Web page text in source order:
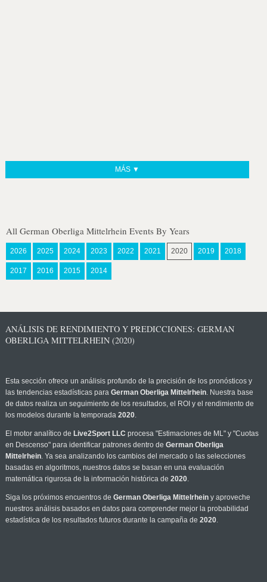
MÁS ▼
All German Oberliga Mittelrhein Events By Years
2026 2025 2024 2023 2022 2021 2020 2019 2018
2017 2016 2015 2014
ANÁLISIS DE RENDIMIENTO Y PREDICCIONES: GERMAN
OBERLIGA MITTELRHEIN (2020)
Esta sección ofrece un análisis profundo de la precisión de los pronósticos y
las tendencias estadísticas para German Oberliga Mittelrhein. Nuestra base
de datos realiza un seguimiento de los resultados, el ROI y el rendimiento de
los modelos durante la temporada 2020.
El motor analítico de Live2Sport LLC procesa "Estimaciones de ML" y "Cuotas
en Descenso" para identificar patrones dentro de German Oberliga
Mittelrhein. Ya sea analizando los cambios del mercado o las selecciones
basadas en algoritmos, nuestros datos se basan en una evaluación
matemática rigurosa de la información histórica de 2020.
Siga los próximos encuentros de German Oberliga Mittelrheiny aproveche
nuestros análisis basados en datos para comprender mejor la probabilidad
estadística de los resultados futuros durante la campaña de 2020.